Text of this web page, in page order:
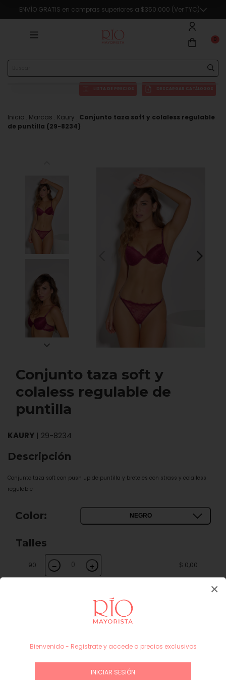
ENVÍO GRATIS en compras superiores a $350.000 (Ver TYC)
0
LISTA DE PRECIOS DESCARGAR CATÁLOGOS
Inicio . Marcas . Kaury . Conjunto taza soft y colaless regulable
de puntilla (29-8234)
Conjunto taza soft y
colaless regulable de
puntilla
KAURY | 29-8234
Descripción
Conjunto taza soft con push up de puntilla y breteles con strass y cola less
regulable
Color: NEGRO
Talles
90 − + $ 0,00
+
Bienvenido - Registrate y accede a precios exclusivos
INICIAR SESIÓN
×